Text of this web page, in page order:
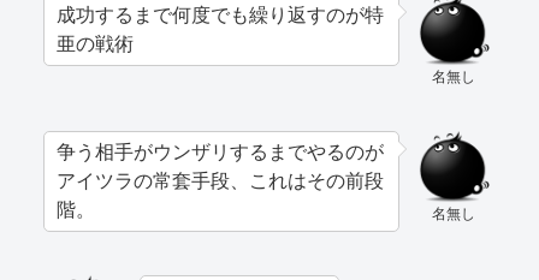
名無し
成功するまで何度でも繰り返すのが特
亜の戦術
名無し
争う相手がウンザリするまでやるのが
アイツラの常套手段、これはその前段
階。